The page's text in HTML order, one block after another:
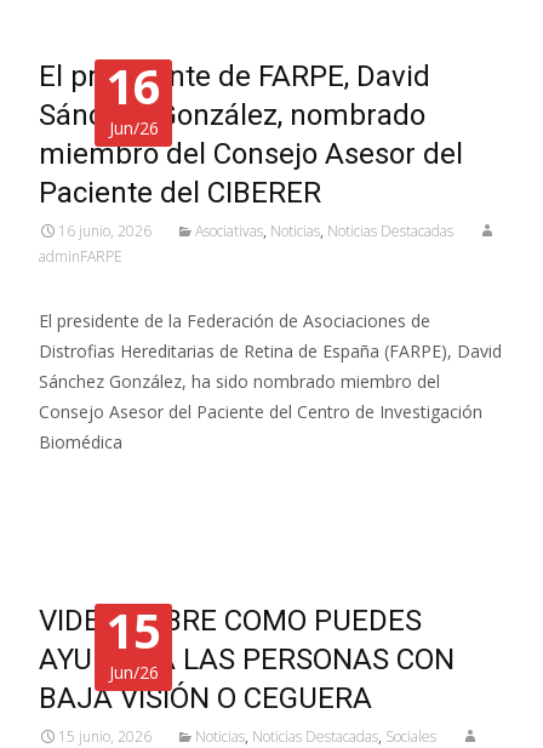
16
Jun/26
El presidente de FARPE, David
Sánchez González, nombrado
miembro del Consejo Asesor del
Paciente del CIBERER
16 junio, 2026 Asociativas, Noticias, Noticias Destacadas
adminFARPE
El presidente de la Federación de Asociaciones de
Distrofias Hereditarias de Retina de España (FARPE), David
Sánchez González, ha sido nombrado miembro del
Consejo Asesor del Paciente del Centro de Investigación
Biomédica
15
Jun/26
VIDEO SOBRE COMO PUEDES
AYUDAR A LAS PERSONAS CON
BAJA VISIÓN O CEGUERA
15 junio, 2026 Noticias, Noticias Destacadas, Sociales